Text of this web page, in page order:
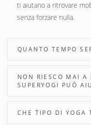
ti aiutano a ritrovare
senza forzare nulla.
QUANTO TEMPO
NON RIESCO MAI A
SUPERYOGI PUÒ
CHE TIPO DI YOGA